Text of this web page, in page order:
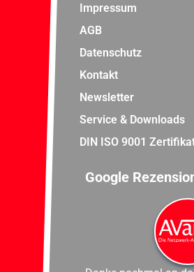
Impressum
AGB
Datenschutz
Kontakt
Newsletter
Service & Downloads
DIN ISO 9001
Google